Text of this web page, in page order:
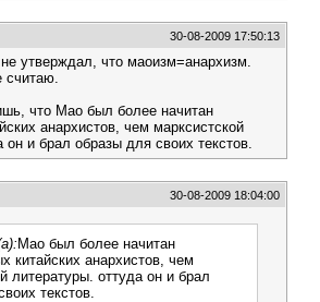
30-08-2009 17:50:13
утверждал, что маоизм=анархизм.
считаю.
что Мао был более начитан
анархистов, чем марксистской
он и брал образы для своих текстов.
30-08-2009 18:04:00
Мао был более начитан
китайских анархистов, чем
литературы. оттуда он и брал
текстов.